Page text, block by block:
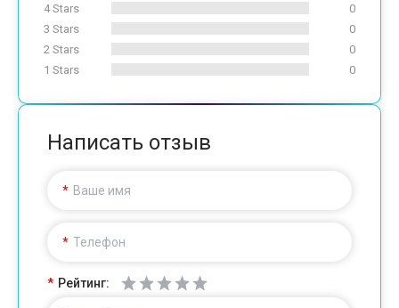
4 Stars
0
3 Stars
0
2 Stars
0
1 Stars
0
Написать отзыв
Ваше имя
Телефон
Рейтинг: